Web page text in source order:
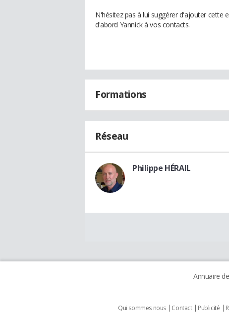
N'hésitez pas à lui suggérer d'ajouter cette
d'abord Yannick à vos contacts.
Formations
Réseau
Philippe HÉRAIL
Annuaire
Qui sommes nous Contact Publicité